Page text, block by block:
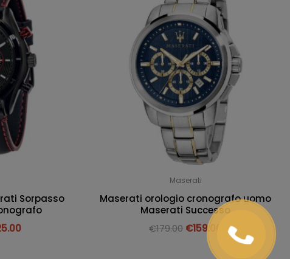
Sorpasso
Maserati
Maserati orologio cronografo uomo
Maserati Successo
€179.00 €159.00